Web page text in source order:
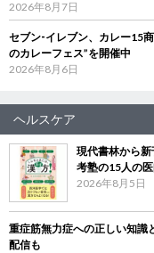
2026年8月7日
セブン‐イレブン、カレー15
のカレーフェス”を開催中
2026年8月6日
ヘルスケア
現代書林から
考塾の15人の
2026年8月5日
重症筋無力症への正しい知
配信も